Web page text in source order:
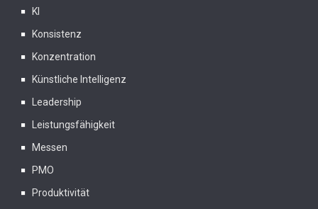
KI
Konsistenz
Konzentration
Künstliche Intelligenz
Leadership
Leistungsfähigkeit
Messen
PMO
Produktivität